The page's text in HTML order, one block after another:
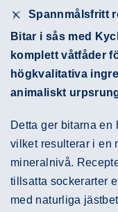
Spannmålsfritt
Bitar i sås med
komplett våtfåder
högkvalitativa
animaliskt
Detta ger bitarna en
vilket resulterar i en
mineralnivå.
tillsatta sockerarter
med naturliga